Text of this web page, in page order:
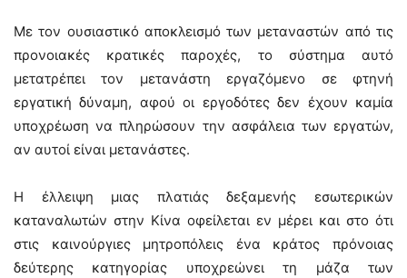
Με τον ουσιαστικό αποκλεισμό των μεταναστών από τις
προνοιακές κρατικές παροχές, το σύστημα αυτό
μετατρέπει τον μετανάστη εργαζόμενο σε φτηνή
εργατική δύναμη, αφού οι εργοδότες δεν έχουν καμία
υποχρέωση να πληρώσουν την ασφάλεια των εργατών,
αν αυτοί είναι μετανάστες.
Η έλλειψη μιας πλατιάς δεξαμενής εσωτερικών
καταναλωτών στην Κίνα οφείλεται εν μέρει και στο ότι
στις καινούργιες μητροπόλεις ένα κράτος πρόνοιας
δεύτερης κατηγορίας υποχρεώνει τη μάζα των